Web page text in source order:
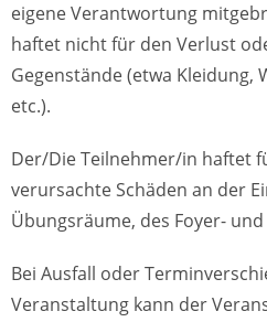
eigene Verantwortung
haftet nicht für den Verlust
Gegenstände (etwa Kleidung,
etc.).
Der/Die Teilnehmer/in haftet
verursachte Schäden an der
Übungsräume, des Foyer-
Bei Ausfall oder
Veranstaltung kann der